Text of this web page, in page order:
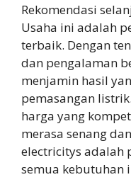
Rekomendasi
Usaha ini adalah
terbaik. Dengan
dan pengalaman
menjamin hasil
pemasangan
harga yang
merasa senang
electricitys adalah
semua kebutuhan